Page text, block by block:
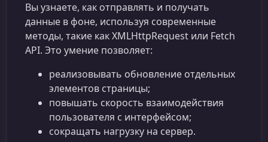
Вы узнаете, как отправлять и получать
данные в фоне, используя современные
методы, такие как XMLHttpRequest или Fetch
API. Это умение позволяет:
реализовывать обновление отдельных
элементов страницы;
повышать скорость взаимодействия
пользователя с интерфейсом;
сокращать нагрузку на сервер.